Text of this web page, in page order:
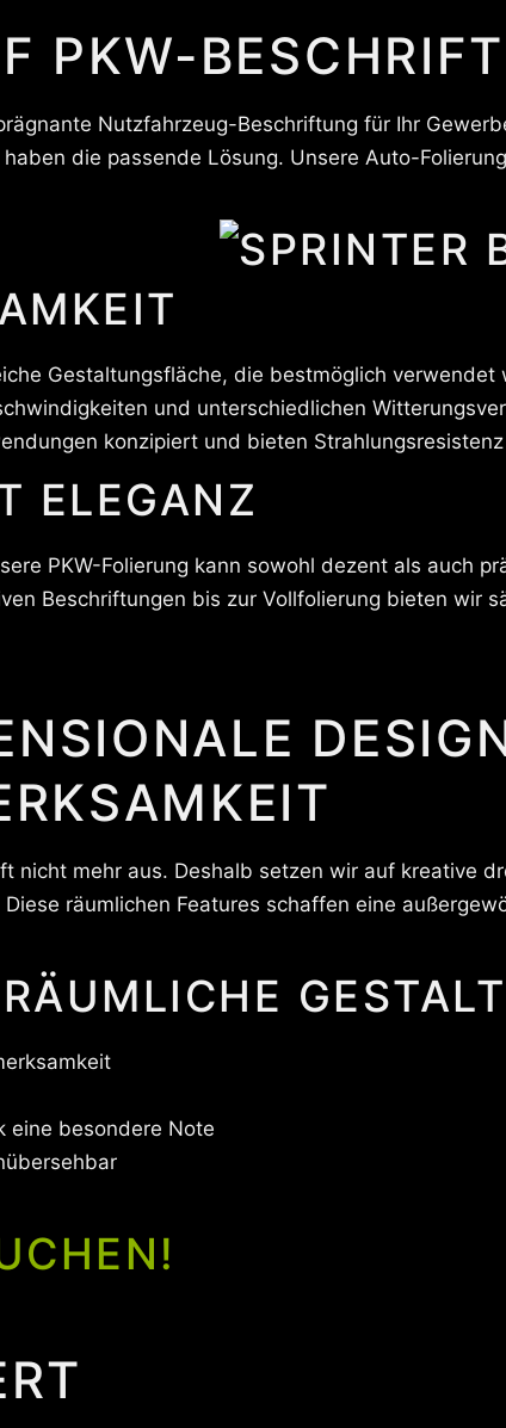
PKW-
Nutzfahrzeug-Beschriftung für Ihr
die passende Lösung. Unsere Auto-
Gestaltungsfläche, die bestmöglich
und unterschiedlichen
konzipiert und bieten
ELEGANZ
PKW-Folierung kann sowohl dezent als auch
Beschriftungen bis zur Vollfolierung bieten wir
nicht mehr aus. Deshalb setzen wir auf kreative
räumlichen Features schaffen eine
eine besondere Note